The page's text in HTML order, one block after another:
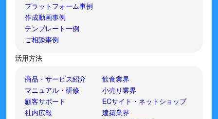
プラットフォーム事例
作成動画事例
テンプレート一例
ご相談事例
活用方法
商品・サービス紹介
マニュアル・研修
顧客サポート
社内広報
飲食業界
小売り業界
ECサイト・ネットショップ
建築業界